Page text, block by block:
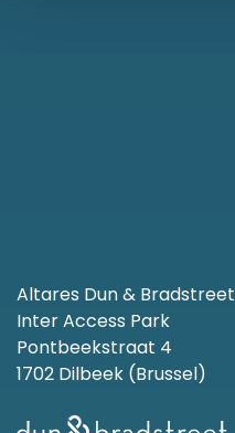
Altares Dun & Bradstreet
Inter Access Park
Pontbeekstraat 4
1702 Dilbeek (Brussel)